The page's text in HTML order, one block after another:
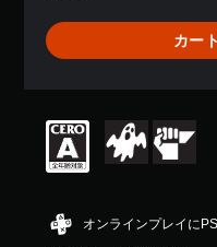
、
平
均
は
段
の
カー
オンラインプレイに